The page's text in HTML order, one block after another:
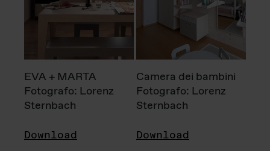
EVA + MARTA
Fotografo: Lorenz
Sternbach
Download
Camera dei bambini
Fotografo: Lorenz
Sternbach
Download